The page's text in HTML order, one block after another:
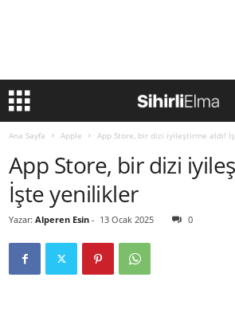
Ana Sayfa Apple App Store, bir dizi iyileştirme aldı!
App Store, bir dizi
İşte yenilikler
Yazar: Alperen Esin - 13 Ocak 2025 0